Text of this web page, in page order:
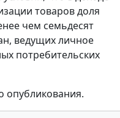
товаров доля
чем семьдесят
ведущих личное
потребительских
опубликования.